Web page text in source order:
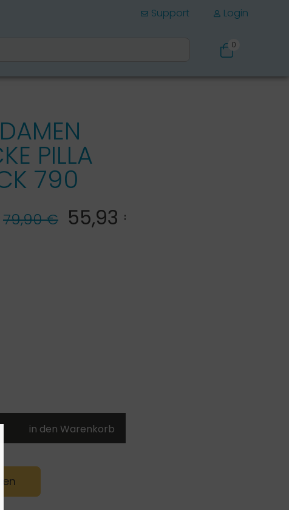
Login
Support
0
PILLA
790
79,90 € 55,93 €*